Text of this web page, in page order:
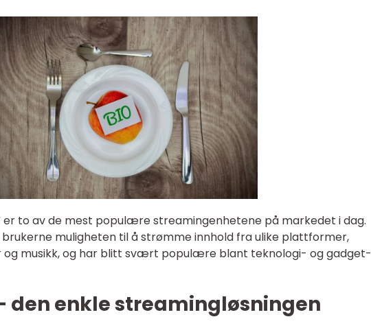
er to av de mest populære streamingenhetene på markedet i dag.
brukerne muligheten til å strømme innhold fra ulike plattformer,
og musikk, og har blitt svært populære blant teknologi- og gadget-
den enkle streamingløsningen